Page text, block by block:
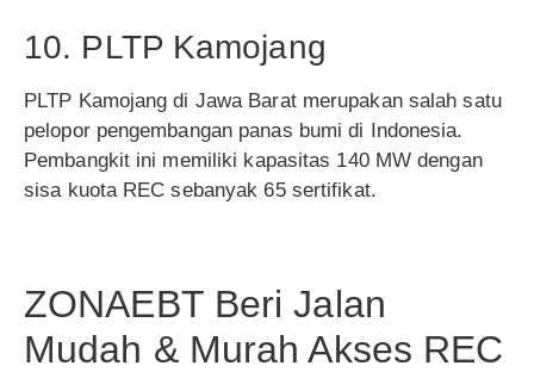
10. PLTP Kamojang
PLTP Kamojang di Jawa Barat merupakan salah satu
pelopor pengembangan panas bumi di Indonesia.
Pembangkit ini memiliki kapasitas 140 MW dengan
sisa kuota REC sebanyak 65 sertifikat.
ZONAEBT Beri Jalan
Mudah & Murah Akses REC